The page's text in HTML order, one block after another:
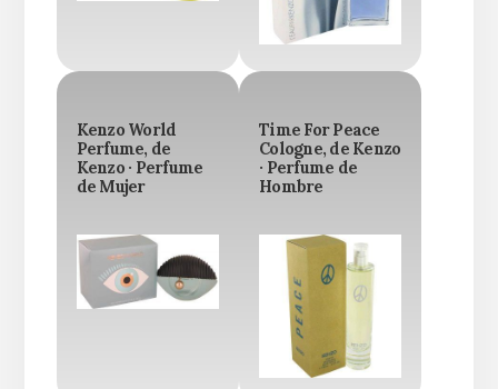
Kenzo World
Perfume, de
Kenzo · Perfume
de Mujer
Time For Peace
Cologne, de Kenzo
· Perfume de
Hombre